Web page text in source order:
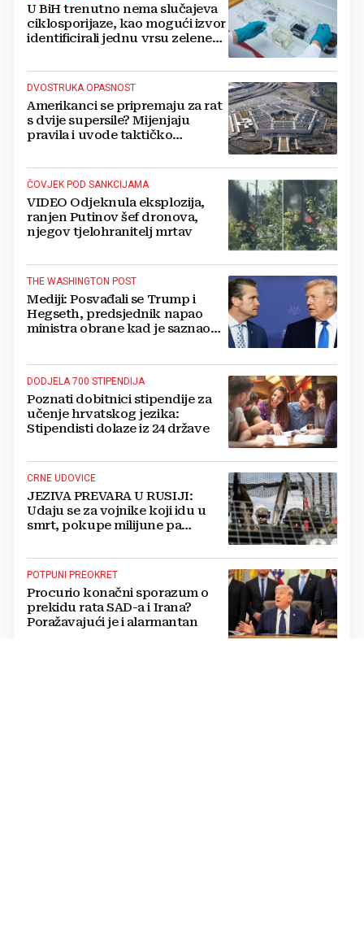
U BiH trenutno nema slučajeva
ciklosporijaze, kao mogući izvor
identificirali jednu vrsu zelene
DVOSTRUKA OPASNOST
Amerikanci se pripremaju za rat
s dvije supersile? Mijenjaju
pravila i uvode taktičko
ČOVJEK POD SANKCIJAMA
VIDEO Odjeknula eksplozija,
ranjen Putinov šef dronova,
njegov tjelohranitelj mrtav
THE WASHINGTON POST
Mediji: Posvađali se Trump i
Hegseth, predsjednik napao
ministra obrane kad je saznao
DODJELA 700 STIPENDIJA
Poznati dobitnici stipendije za
učenje hrvatskog jezika:
Stipendisti dolaze iz 24 države
CRNE UDOVICE
JEZIVA PREVARA U RUSIJI:
Udaju se za vojnike koji idu u
smrt, pokupe milijune pa
POTPUNI PREOKRET
Procurio konačni sporazum o
prekidu rata SAD-a i Irana?
Poražavajući je i alarmantan